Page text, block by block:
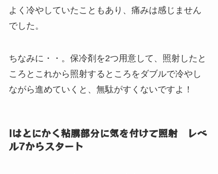
よく冷やしていたこともあり、痛みは感じません
でした。
ちなみに・・。保冷剤を2つ用意して、照射したと
ころとこれから照射するところをダブルで冷やし
ながら進めていくと、無駄がすくないですよ！
Iはとにかく粘膜部分に気を付けて照射 レベ
ル7からスタート